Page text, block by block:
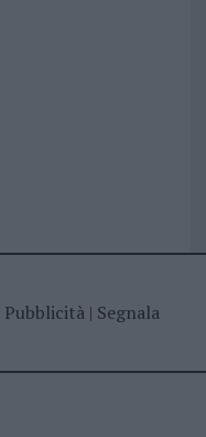
Pubblicità| Segnala